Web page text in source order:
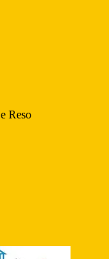
Reso